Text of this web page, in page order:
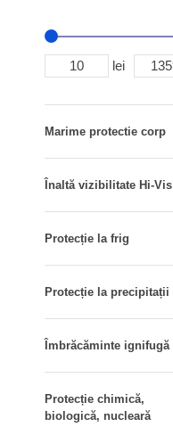
lei
Înaltă vizibilitate Hi-Vis
Protecție la precipitații
Îmbrăcăminte ignifugă
Protecție chimică,
biologică, nucleară
Protecție la frig
Marime protectie corp